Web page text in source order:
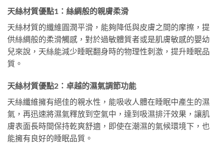
天絲材質優點1：絲綢般的親膚柔滑
天絲材質的纖維圓潤平滑，能夠降低與皮膚之間的摩擦，提
供絲綢般的柔滑觸感，對於過敏體質者或是肌膚敏感的嬰幼
兒來說，天絲能減少睡眠翻身時的物理性刺激，提升睡眠品
質。
天絲材質優點2：卓越的濕氣調節功能
天絲纖維擁有絕佳的親水性，能吸收人體在睡眠中產生的濕
氣，再迅速將濕氣釋放到空氣中，達到吸濕排汗效果，讓肌
膚表面長時間保持乾爽舒適，即使在潮濕的氣候環境下，也
能擁有良好的睡眠品質。